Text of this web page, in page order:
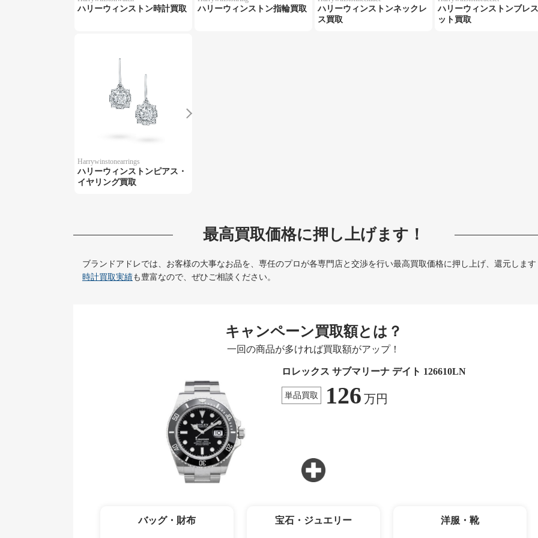
ハリーウィンストン時計買取 ハリーウィンストン指輪買取
ハリーウィンストンネックレ
ス買取
ハリーウィンストンブレ
ット買取
Harrywinstonearrings
ハリーウィンストンピアス・
イヤリング買取
最高買取価格に押し上げます！
ブランドアドレでは、お客様の大事なお品を、専任のプロが各専門店と交渉を行い最高買取価格に押し上げ、還元します
時計買取実績も豊富なので、ぜひご相談ください。
キャンペーン買取額とは？
一回の商品が多ければ買取額がアップ！
ロレックス サブマリーナ デイト 126610LN
単品買取 126 万円
バッグ・財布 宝石・ジュエリー 洋服・靴